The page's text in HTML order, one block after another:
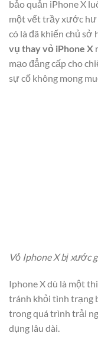
bảo quản iPhone X
một vết trầy xước hư
có là đã khiến chủ sở
vụ thay vỏ iPhone X
mạo đẳng cấp cho
sự cố không mong
Vỏ Iphone X bị xước
Iphone X dù là một
tránh khỏi tình trạng
trong quá trình trải
dụng lâu dài.